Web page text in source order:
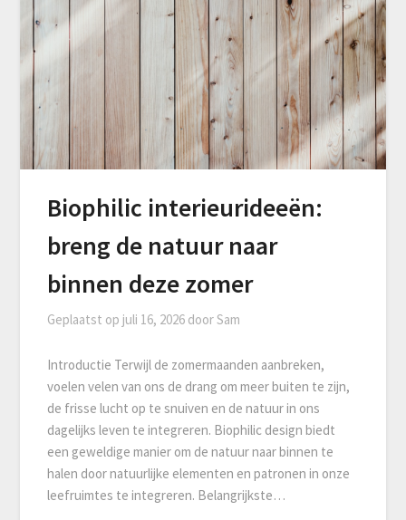
Biophilic interieurideeën:
breng de natuur naar
binnen deze zomer
Geplaatst op juli 16, 2026 doorSam
Introductie Terwijl de zomermaanden aanbreken,
voelen velen van ons de drang om meer buiten te zijn,
de frisse lucht op te snuiven en de natuur in ons
dagelijks leven te integreren. Biophilic design biedt
een geweldige manier om de natuur naar binnen te
halen door natuurlijke elementen en patronen in onze
leefruimtes te integreren. Belangrijkste…